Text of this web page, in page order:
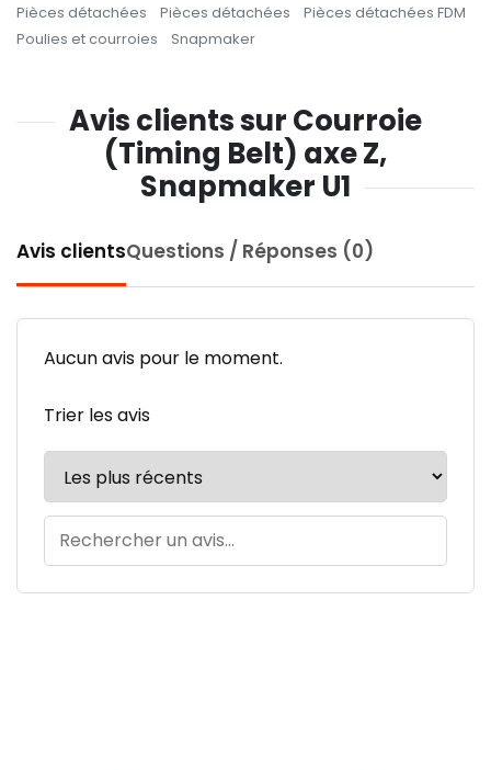
Pièces détachées
Pièces détachées
Pièces détachées FDM
Poulies et courroies
Snapmaker
Avis clients sur Courroie
(Timing Belt) axe Z,
Snapmaker U1
Avis clientsQuestions / Réponses (0)
Aucun avis pour le moment.
Trier les avis